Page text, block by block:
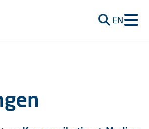
EN